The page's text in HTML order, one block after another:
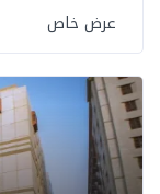
عرض خاص